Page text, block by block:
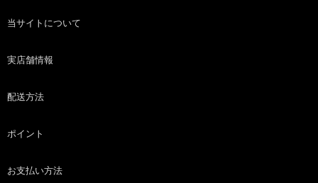
当サイトについて
実店舗情報
配送方法
ポイント
お支払い方法